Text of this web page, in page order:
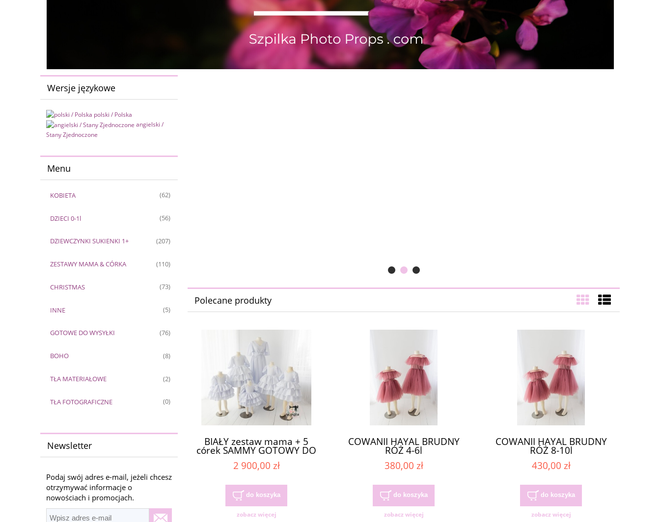
Wersje językowe
polski / Polska
angielski /
Stany Zjednoczone
Menu
KOBIETA (62)
DZIECI 0-1l (56)
DZIEWCZYNKI SUKIENKI 1+ (207)
ZESTAWY MAMA & CÓRKA (110)
CHRISTMAS (73)
INNE (5)
GOTOWE DO WYSYŁKI (76)
BOHO (8)
TŁA MATERIAŁOWE (2)
TŁA FOTOGRAFICZNE (0)
Newsletter
Podaj swój adres e-mail, jeżeli chcesz
otrzymywać informacje o
nowościach i promocjach.
Polecane produkty
BIAŁY zestaw mama + 5
córek SAMMY GOTOWY DO
WYSYŁKI
2 900,00 zł
do koszyka
zobacz więcej
COWANII HAYAL BRUDNY
RÓŻ 4-6l
380,00 zł
do koszyka
zobacz więcej
COWANII HAYAL BRUDNY
RÓŻ 8-10l
430,00 zł
do koszyka
zobacz więcej